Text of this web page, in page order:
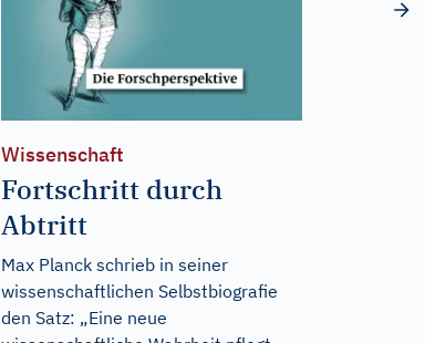
Wissenschaft
Fortschritt durch
Abtritt
Max Planck schrieb in seiner
wissenschaftlichen Selbstbiografie
den Satz: „Eine neue